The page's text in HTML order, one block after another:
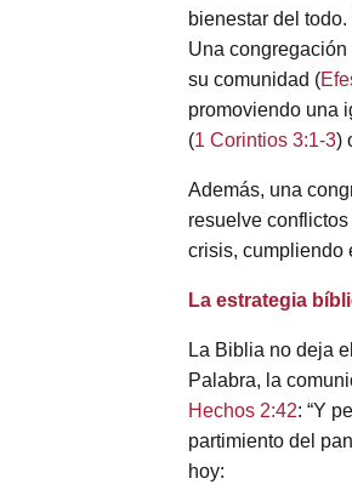
bienestar del
Una
su comunidad (
promoviendo una
(1 Corintios 3:1-3)
Además, una
resuelve
crisis, cumpliendo
La estrategia
La Biblia no deja
Palabra, la
Hechos 2:42: “Y
partimiento del
hoy: